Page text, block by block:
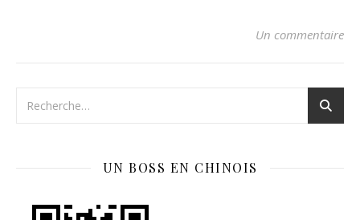
Un commentaire
UN BOSS EN CHINOIS